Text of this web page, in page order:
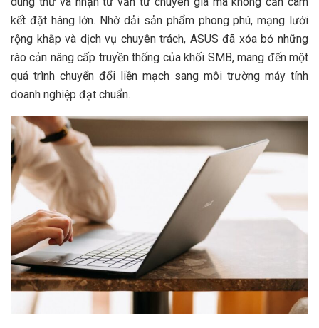
kết đặt hàng lớn. Nhờ dải sản phẩm phong phú, mạng lưới
rộng khắp và dịch vụ chuyên trách, ASUS đã xóa bỏ những
rào cản nâng cấp truyền thống của khối SMB, mang đến một
quá trình chuyển đổi liền mạch sang môi trường máy tính
doanh nghiệp đạt chuẩn.